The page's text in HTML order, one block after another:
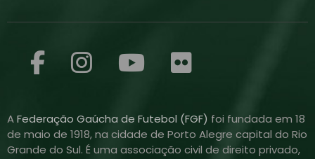
AFederação Gaúcha de Futebol (FGF) foi fundada em 18
de maio de 1918, na cidade de Porto Alegre capital do Rio
Grande do Sul. É uma associação civil de direito privado,